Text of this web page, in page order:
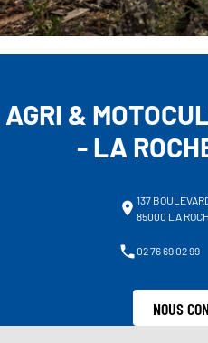
AGRI &
- LA
137
85000 LA
02 76 69 02 99
NOUS